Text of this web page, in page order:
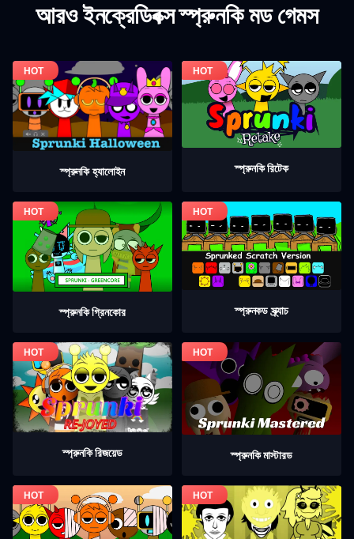
আরও ইনক্রেডিবক্স স্প্রুনকি মড গেমস
স্প্রুনকি হ্যালোইন স্প্রুনকি রিটেক
স্প্রুনকি গ্রিনকোর স্প্রুনকড স্ক্র্যাচ
স্প্রুনকি রিজয়েড স্প্রুনকি মাস্টারড